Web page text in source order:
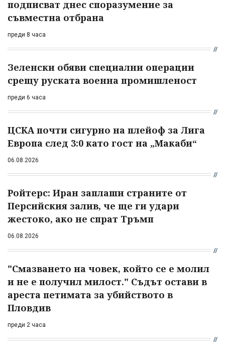
подписват днес споразумение за
съвместна отбрана
преди 8 часа
Зеленски обяви специални операции
срещу руската военна промишленост
преди 6 часа
ЦСКА почти сигурно на плейоф за Лига
Европа след 3:0 като гост на „Макаби“
06.08.2026
Ройтерс: Иран заплаши страните от
Персийския залив, че ще ги удари
жестоко, ако не спрат Тръмп
06.08.2026
"Смазването на човек, който се е молил
и не е получил милост." Съдът остави в
ареста петимата за убийството в
Пловдив
преди 2 часа